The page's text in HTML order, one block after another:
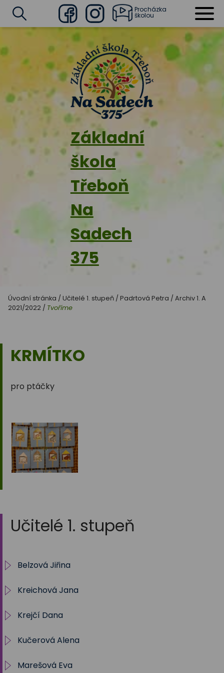
Základní
škola
Třeboň
Na
Sadech
375
FacebookInstagram
Procházka
školou
Úvodní stránka / Učitelé 1. stupeň / Padrtová Petra / Archiv 1. A
2021/2022 / Tvoříme
KRMÍTKO
pro ptáčky
Učitelé 1. stupeň
Belzová Jiřina
1.A 2025/2026
Kreichová Jana
2025/2026 - 5. B
Krejčí Dana
Archiv 2012/13 - 5. A
Archiv 2013/14 - 1. A
Kučerová Alena
Archiv 1. A - 2023/2024
Marešová Eva